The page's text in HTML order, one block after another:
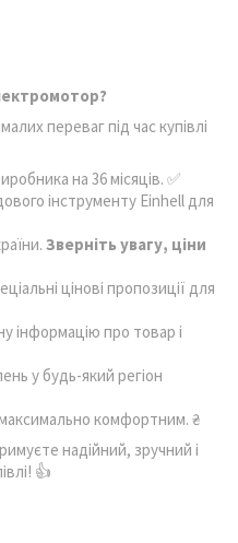
переваг під час купівлі
на 36 місяців. ✅
інструменту Einhell для
Зверніть увагу, ціни
цінові пропозиції для
інформацію про товар і
у будь-який регіон
комфортним. ₴
надійний, зручний і
👍